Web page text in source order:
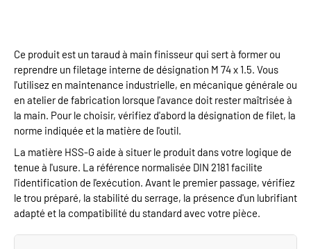
Ce produit est un taraud à main finisseur qui sert à former ou
reprendre un filetage interne de désignation M 74 x 1.5. Vous
l'utilisez en maintenance industrielle, en mécanique générale ou
en atelier de fabrication lorsque l'avance doit rester maîtrisée à
la main. Pour le choisir, vérifiez d'abord la désignation de filet, la
norme indiquée et la matière de l'outil.
La matière HSS-G aide à situer le produit dans votre logique de
tenue à l'usure. La référence normalisée DIN 2181 facilite
l'identification de l'exécution. Avant le premier passage, vérifiez
le trou préparé, la stabilité du serrage, la présence d'un lubrifiant
adapté et la compatibilité du standard avec votre pièce.